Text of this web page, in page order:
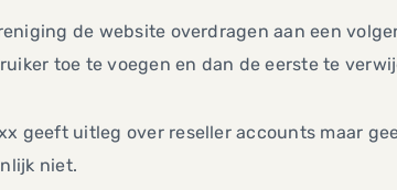
de website overdragen aan een
toe te voegen en dan de eerste te
geeft uitleg over reseller accounts maar
niet.